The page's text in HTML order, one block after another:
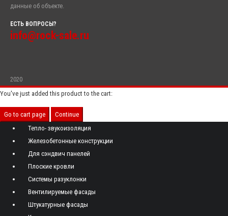
данные об объекте.
ЕСТЬ ВОПРОСЫ?
info@rock-sale.ru
2020
You've just added this product to the cart:
Go to cart page
Continue
Тепло- звукоизоляция
Железобетонные конструкции
Для сэндвич панелей
Плоские кровли
Системы разуклонки
Вентилируемые фасады
Штукатурные фасады